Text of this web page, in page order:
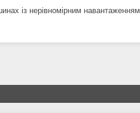
із нерівномірним навантаженням.